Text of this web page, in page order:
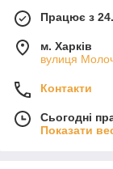
Працює з
м. Харків
вулиця
Контакти
Сьогодні
Показати